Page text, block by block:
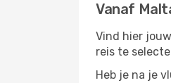
Vanaf
Vind hier jouw
reis te
Heb je na je